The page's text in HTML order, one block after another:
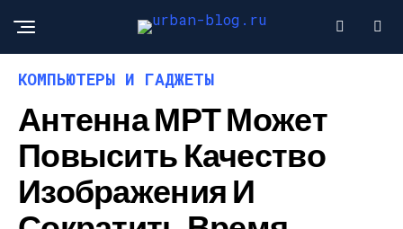
КОМПЬЮТЕРЫ И ГАДЖЕТЫ
Антенна МРТ Может
Повысить Качество
Изображения И